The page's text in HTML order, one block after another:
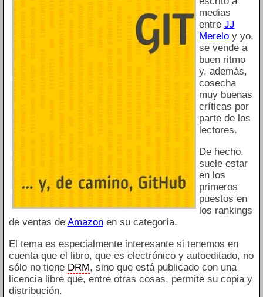
medias
entre JJ
Mereloy yo,
se vende a
buen ritmo
y, además,
cosecha
muy buenas
críticas por
parte de los
lectores.
De hecho,
suele estar
en los
primeros
puestos en
los rankings
de ventas de Amazonen su categoría.
El tema es especialmente interesante si tenemos en
cuenta que el libro, que es electrónico y autoeditado, no
sólo no tiene DRM, sino que está publicado con una
licencia libre que, entre otras cosas, permite su copia y
distribución.